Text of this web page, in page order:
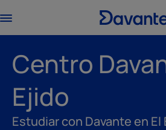
Centro
Ejido
Estudiar con Davante en El